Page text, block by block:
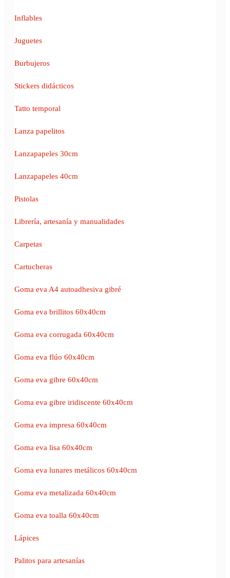
Inflables
Juguetes
Burbujeros
Stickers didácticos
Tatto temporal
Lanza papelitos
Lanzapapeles 30cm
Lanzapapeles 40cm
Pistolas
Librería, artesanía y manualidades
Carpetas
Cartucheras
Goma eva A4 autoadhesiva gibré
Goma eva brillitos 60x40cm
Goma eva corrugada 60x40cm
Goma eva flúo 60x40cm
Goma eva gibre 60x40cm
Goma eva gibre iridiscente 60x40cm
Goma eva impresa 60x40cm
Goma eva lisa 60x40cm
Goma eva lunares metálicos 60x40cm
Goma eva metalizada 60x40cm
Goma eva toalla 60x40cm
Lápices
Palitos para artesanías